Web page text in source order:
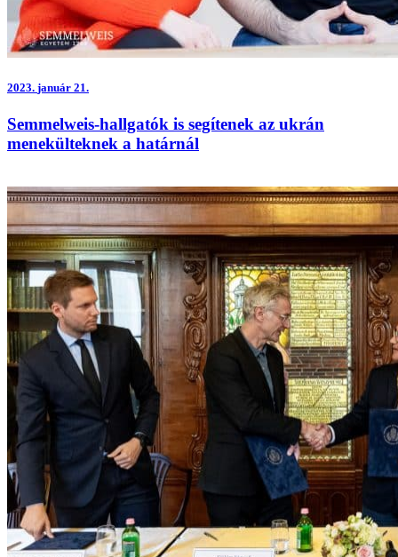
2023. január 21.
Semmelweis-hallgatók is segítenek az ukrán
menekülteknek a határnál